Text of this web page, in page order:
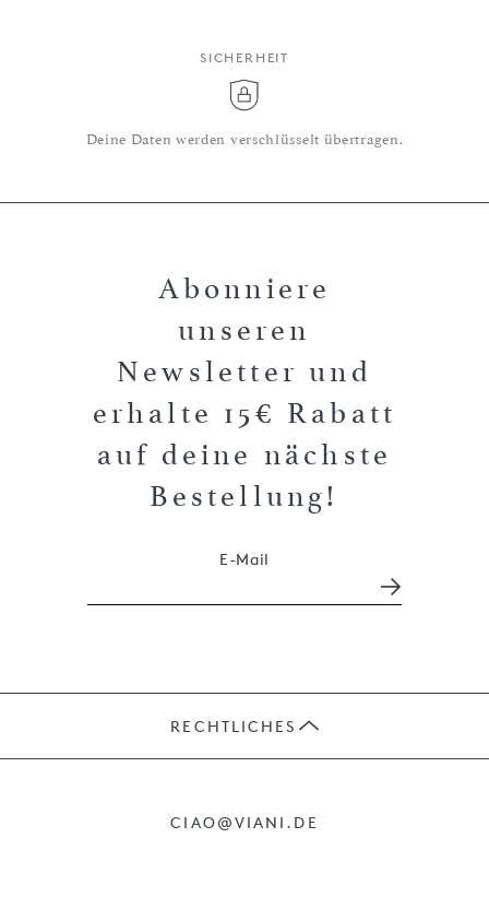
SICHERHEIT
Deine Daten werden verschlüsselt übertragen.
Abonniere
unseren
Newsletter und
erhalte 15€ Rabatt
auf deine nächste
Bestellung!
E-Mail
RECHTLICHES
CIAO@VIANI.DE